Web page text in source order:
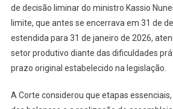
de decisão liminar do ministro Kassio
limite, que antes se encerrava em 31 de
estendida para 31 de janeiro de 2026,
setor produtivo diante das dificuldades
prazo original estabelecido na legislação.
A Corte considerou que etapas